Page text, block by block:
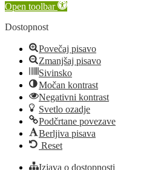
Open toolbar
Dostopnost
Povečaj pisavo
Zmanjšaj pisavo
Sivinsko
Močan kontrast
Negativni kontrast
Svetlo ozadje
Podčrtane povezave
Berljiva pisava
Reset
Izjava o dostopnosti